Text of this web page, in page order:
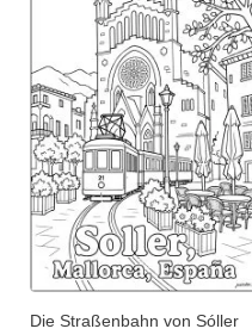
Die Straßenbahn von Sóller